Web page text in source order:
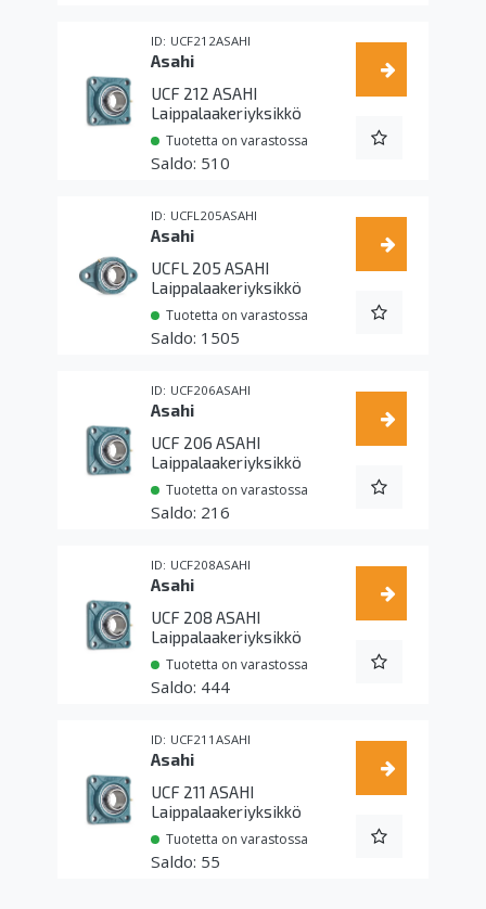
UCF212ASAHI
Asahi
UCF 212 ASAHI
Laippalaakeriyksikkö
Tuotetta on varastossa
510
UCFL205ASAHI
Asahi
UCFL 205 ASAHI
Laippalaakeriyksikkö
Tuotetta on varastossa
1505
UCF206ASAHI
Asahi
UCF 206 ASAHI
Laippalaakeriyksikkö
Tuotetta on varastossa
216
UCF208ASAHI
Asahi
UCF 208 ASAHI
Laippalaakeriyksikkö
Tuotetta on varastossa
444
UCF211ASAHI
Asahi
UCF 211 ASAHI
Laippalaakeriyksikkö
Tuotetta on varastossa
55